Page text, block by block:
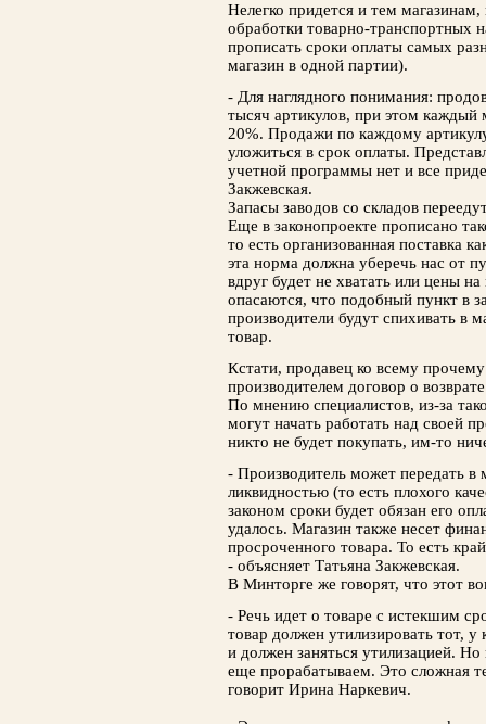
Нелегко придется и тем
обработки товарно-транспортных
прописать сроки оплаты самых
магазин в одной партии).
- Для наглядного понимания:
тысяч артикулов, при этом каждый
20%. Продажи по каждому
уложиться в срок оплаты.
учетной программы нет и все
Закжевская.
Запасы заводов со складов
Еще в законопроекте прописано
то есть организованная поставка
эта норма должна уберечь нас от
вдруг будет не хватать или цены
опасаются, что подобный пункт в
производители будут спихивать в
товар.
Кстати, продавец ко всему
производителем договор о
По мнению специалистов, из-за
могут начать работать над своей
никто не будет покупать, им-то
- Производитель может передать в
ликвидностью (то есть плохого
законом сроки будет обязан его
удалось. Магазин также несет
просроченного товара. То есть
- объясняет Татьяна Закжевская.
В Минторге же говорят, что этот
- Речь идет о товаре с истекшим
товар должен утилизировать тот, у
и должен заняться утилизацией.
еще прорабатываем. Это сложная
говорит Ирина Наркевич.